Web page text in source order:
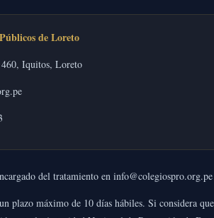
de Loreto
Iquitos, Loreto
del tratamiento en
plazo máximo de 10 días hábiles. Si considera